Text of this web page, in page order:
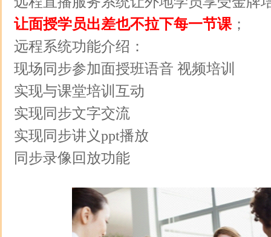
让面授学员出差也不拉下每一节课；
远程系统功能介绍：
现场同步参加面授班语音 视频培训
实现与课堂培训互动
实现同步文字交流
实现同步讲义ppt播放
同步录像回放功能